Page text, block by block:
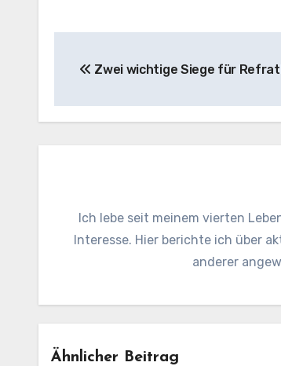
Zwei wichtige Siege für
Ich lebe seit meinem vierten
Interesse. Hier berichte ich über
anderer
Ähnlicher Beitrag